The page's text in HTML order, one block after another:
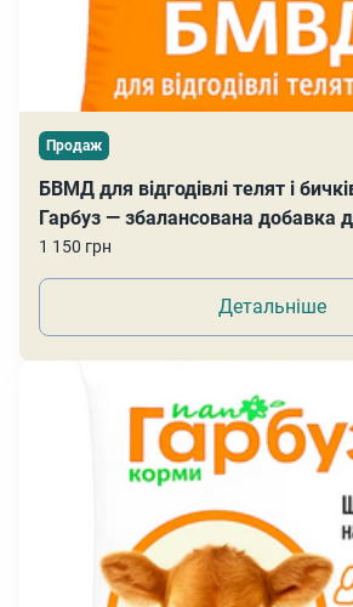
Продаж
БВМД для відгодівлі телят і
Гарбуз — збалансована добавка
25 кг
1 150 грн
Детальніше